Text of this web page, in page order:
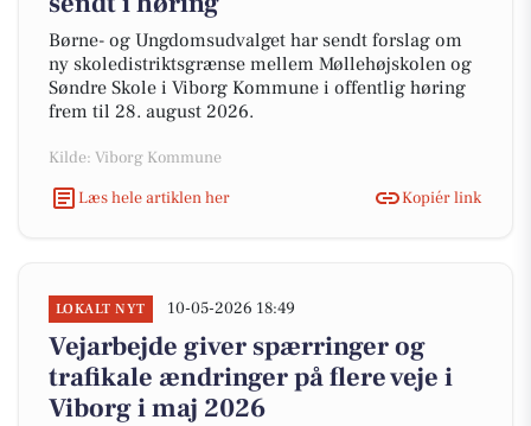
Børne- og Ungdomsudvalget har sendt forslag om
ny skoledistriktsgrænse mellem Møllehøjskolen og
Søndre Skole i Viborg Kommune i offentlig høring
frem til 28. august 2026.
Kilde: Viborg Kommune
Læs hele artiklen her
Kopiér link
LOKALT NYT 10-05-2026 18:49
Vejarbejde giver spærringer og
trafikale ændringer på flere veje i
Viborg i maj 2026